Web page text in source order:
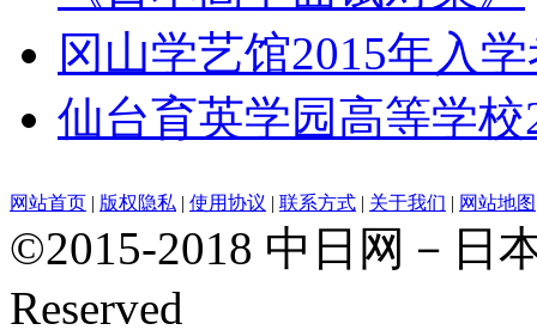
冈山学艺馆2015年入
仙台育英学园高等学
网站首页 | 版权隐私 | 使用协议 | 联系方式 | 关于我们 | 网站地图
©2015-2018 中日网－日
Reserved